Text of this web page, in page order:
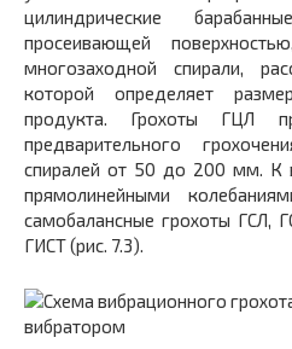
цилиндрические
просеивающей
многозаходной спирали,
которой определяет
продукта. Грохоты ГЦЛ
предварительного
спиралей от 50 до 200 мм. К
прямолинейными
самобалансные грохоты ГСЛ,
ГИСТ (рис. 7.3).